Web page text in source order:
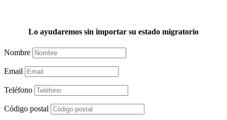
Lo ayudaremos sin importar su estado migratorio
Nombre
Email
Teléfono
Código postal